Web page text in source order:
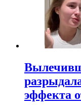
эффекта